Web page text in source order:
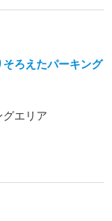
ろえたパーキング
エリア